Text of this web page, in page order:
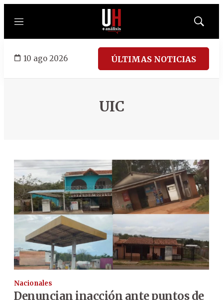
Menú
Mostrar
10 ago 2026 ÚLTIMAS NOTICIAS
UIC
Nacionales
Denuncian inacción ante puntos de